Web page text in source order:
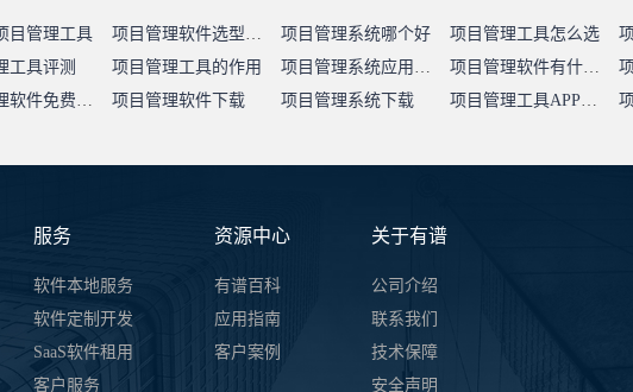
目管理工具 项目管理软件选型指南 项目管理系统哪个好 项目管理工具怎么选
工具评测 项目管理工具的作用 项目管理系统应用价值 项目管理软件有什么用
项目管理软件免费试用 项目管理软件下载 项目管理系统下载 项目管理工具APP下载
服务
软件本地服务
软件定制开发
SaaS软件租用
客户服务
资源中心
有谱百科
应用指南
客户案例
关于有谱
公司介绍
联系我们
技术保障
安全声明